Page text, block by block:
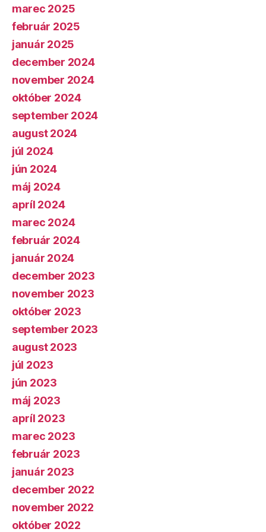
marec 2025
február 2025
január 2025
december 2024
november 2024
október 2024
september 2024
august 2024
júl 2024
jún 2024
máj 2024
apríl 2024
marec 2024
február 2024
január 2024
december 2023
november 2023
október 2023
september 2023
august 2023
júl 2023
jún 2023
máj 2023
apríl 2023
marec 2023
február 2023
január 2023
december 2022
november 2022
október 2022